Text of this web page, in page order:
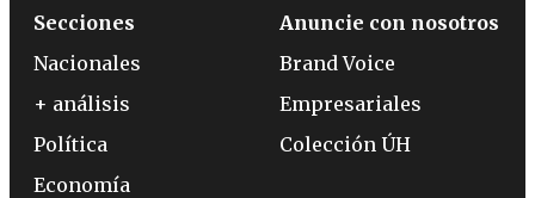
Secciones
Nacionales
+ análisis
Política
Economía
Anuncie con nosotros
Brand Voice
Empresariales
Colección ÚH